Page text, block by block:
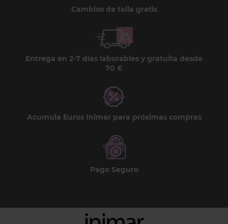
Cambios de talla gratis
Entrega en 2-7 días laborables y gratuita desde
70 €
Acumula Euros Inimar para próximas compras
Pago Seguro